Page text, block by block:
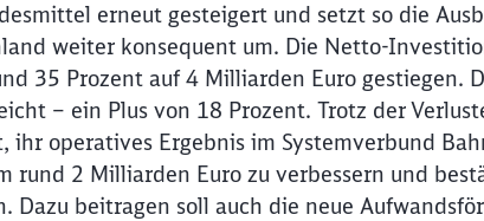
erneut gesteigert und setzt so die
weiter konsequent um. Die Netto-
35 Prozent auf 4 Milliarden Euro gestiegen.
– ein Plus von 18 Prozent. Trotz der
operatives Ergebnis im Systemverbund
rund 2 Milliarden Euro zu verbessern und
Dazu beitragen soll auch die neue